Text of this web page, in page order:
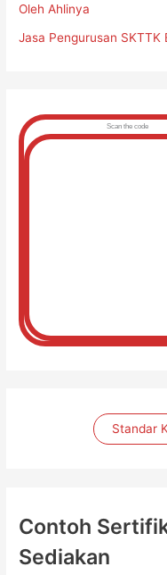
Oleh Ahlinya
Jasa Pengurusan SKTTK
Scan the code
Standar
Contoh
Sediakan